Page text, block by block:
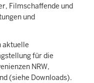
Filmschaffende und
und
aktuelle
für die
NRW,
(siehe Downloads).